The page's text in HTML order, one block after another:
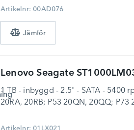
Artikelnr: 00AD076
Lenovo Seagate
1 TB - inbyggd - 2.5" - SATA - 5400
20RA, 20RB; P53 20QN, 20QQ; P73
Artikelnr: 01LX021